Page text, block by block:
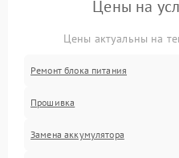
Цены на
Цены актуальны на
Ремонт блока питания
Прошивка
Замена аккумулятора